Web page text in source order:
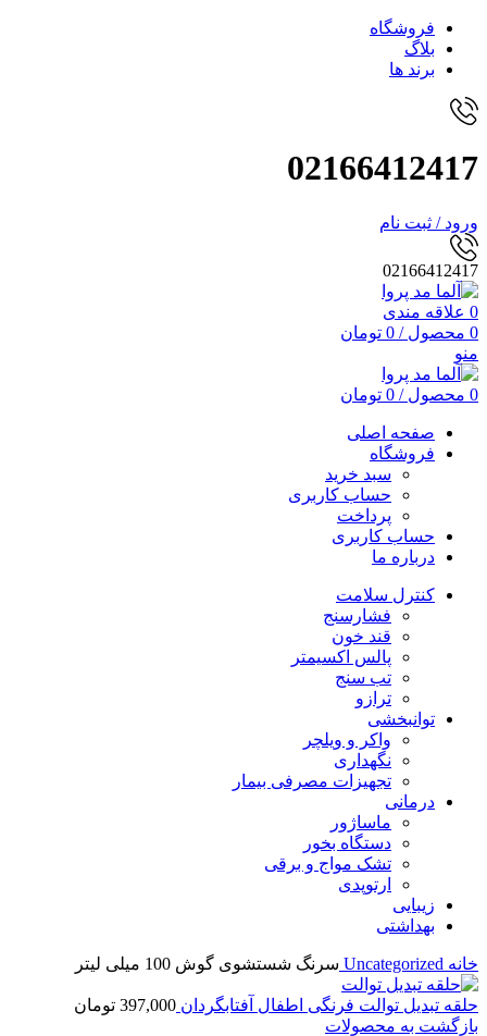
فروشگاه
بلاگ
برند ها
02166412417
ورود / ثبت نام
02166412417
0 علاقه مندی
0 محصول /
0 تومان
منو
0 محصول /
0 تومان
صفحه اصلی
فروشگاه
سبد خرید
حساب کاربری
پرداخت
حساب کاربری
درباره ما
کنترل سلامت
فشارسنج
قند خون
پالس اکسیمتر
تب سنج
ترازو
توانبخشی
واکر و ویلچر
نگهداری
تجهیزات مصرفی بیمار
درمانی
ماساژور
دستگاه بخور
تشک مواج و برقی
ارتوپدی
زیبایی
بهداشتی
خانه Uncategorized سرنگ شستشوی گوش 100 میلی لیتر
حلقه تبدیل توالت فرنگی اطفال آفتابگردان 397,000 تومان
بازگشت به محصولات